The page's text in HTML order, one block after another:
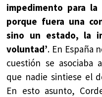
impedimento para
porque fuera una
sino un estado, la
voluntad’. En España
cuestión se asociaba
que nadie sintiese el
En esto asunto,